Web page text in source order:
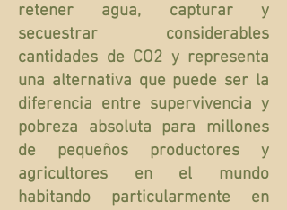
retener agua, capturar y
secuestrar considerables
cantidades de CO2 y representa
una alternativa que puede ser la
diferencia entre supervivencia y
pobreza absoluta para millones
de pequeños productores y
agricultores en el mundo
habitando particularmente en